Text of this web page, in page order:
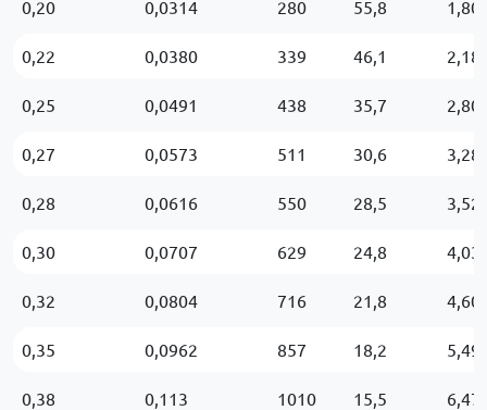
0,20 0,0314 280 55,8 1,80
0,22 0,0380 339 46,1 2,18
0,25 0,0491 438 35,7 2,80
0,27 0,0573 511 30,6 3,28
0,28 0,0616 550 28,5 3,52
0,30 0,0707 629 24,8 4,03
0,32 0,0804 716 21,8 4,60
0,35 0,0962 857 18,2 5,49
0,38 0,113 1010 15,5 6,47